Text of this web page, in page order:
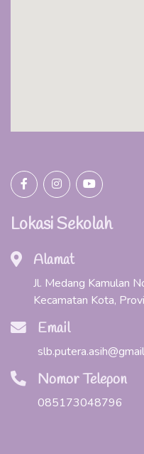
Lokasi Sekolah
Alamat
Jl. Medang Kamulan
Kecamatan Kota,
Email
Nomor Telepon
085173048796